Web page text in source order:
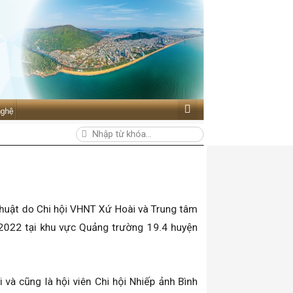
do Chi hội VHNT Xứ Hoài và Trung tâm
tại khu vực Quảng trường 19.4 huyện
cũng là hội viên Chi hội Nhiếp ảnh Bình